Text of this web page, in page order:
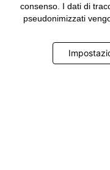
consenso. I dati di
pseudonimizzati
seguenti società:
Limited, Hurra
Meta Platforms
Limited, Pinterest